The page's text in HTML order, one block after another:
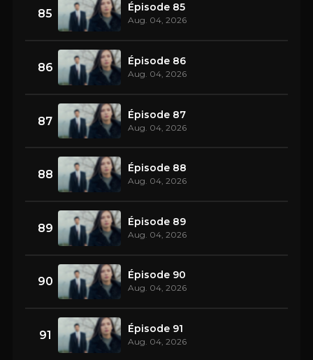
85 Épisode 85
Aug. 04, 2026
86 Épisode 86
Aug. 04, 2026
87 Épisode 87
Aug. 04, 2026
88 Épisode 88
Aug. 04, 2026
89 Épisode 89
Aug. 04, 2026
90 Épisode 90
Aug. 04, 2026
91 Épisode 91
Aug. 04, 2026